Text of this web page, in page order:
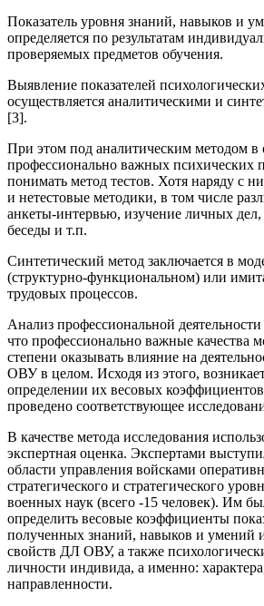
Показатель уровня знаний, навыков и
определяется по результатам
проверяемых предметов обучения.
Выявление показателей
осуществляется аналитическими и
[3].
При этом под аналитическим методом в
профессионально важных психических
понимать метод тестов. Хотя наряду с
и нетестовые методики, в том числе
анкеты-интервью, изучение личных
беседы и т.п.
Синтетический метод заключается в
(структурно-функциональном) или
трудовых процессов.
Анализ профессиональной
что профессионально важные качества
степени оказывать влияние на
ОВУ в целом. Исходя из этого,
определении их весовых
проведено соответствующее
В качестве метода исследования
экспертная оценка. Экспертами
области управления войсками
стратегического и стратегического
военных наук (всего -15 человек). Им
определить весовые коэффициенты
полученных знаний, навыков и умений
свойств ДЛ ОВУ, а также
личности индивида, а именно:
направленности.